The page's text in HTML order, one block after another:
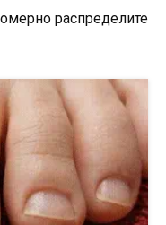
распределите